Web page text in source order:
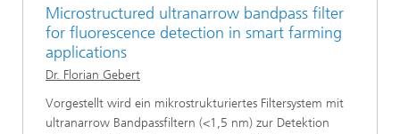
Microstructured ultranarrow bandpass filter
for fluorescence detection in smart farming
applications
Dr. Florian Gebert
Vorgestellt wird ein mikrostrukturiertes Filtersystem mit
ultranarrow Bandpassfiltern (<1,5 nm) zur Detektion